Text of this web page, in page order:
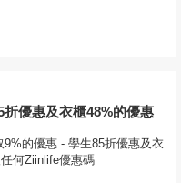
優惠及衣櫃48%的優惠
的優惠 - 學生85折優惠及衣
何Ziinlife優惠碼